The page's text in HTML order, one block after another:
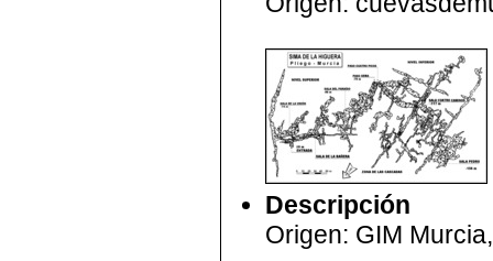
Descripción
Origen: GIM